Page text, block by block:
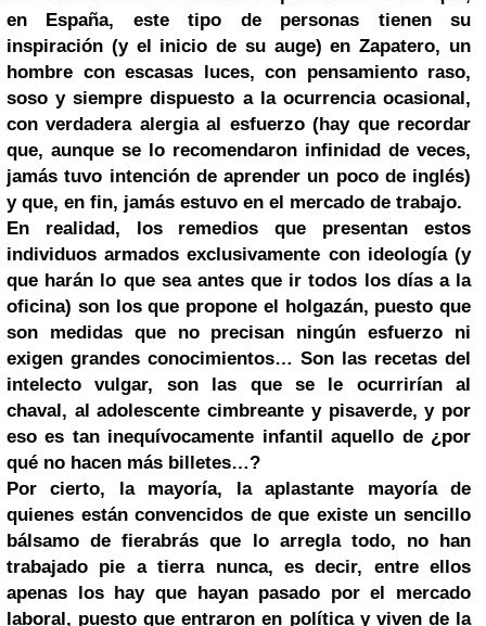
en España, este tipo de personas tienen su
inspiración (y el inicio de su auge) en Zapatero, un
hombre con escasas luces, con pensamiento raso,
soso y siempre dispuesto a la ocurrencia ocasional,
con verdadera alergia al esfuerzo (hay que recordar
que, aunque se lo recomendaron infinidad de veces,
jamás tuvo intención de aprender un poco de inglés)
y que, en fin, jamás estuvo en el mercado de trabajo.
En realidad, los remedios que presentan estos
individuos armados exclusivamente con ideología (y
que harán lo que sea antes que ir todos los días a la
oficina) son los que propone el holgazán, puesto que
son medidas que no precisan ningún esfuerzo ni
exigen grandes conocimientos… Son las recetas del
intelecto vulgar, son las que se le ocurrirían al
chaval, al adolescente cimbreante y pisaverde, y por
eso es tan inequívocamente infantil aquello de ¿por
qué no hacen más billetes…?
Por cierto, la mayoría, la aplastante mayoría de
quienes están convencidos de que existe un sencillo
bálsamo de fierabrás que lo arregla todo, no han
trabajado pie a tierra nunca, es decir, entre ellos
apenas los hay que hayan pasado por el mercado
laboral, puesto que entraron en política y viven de la